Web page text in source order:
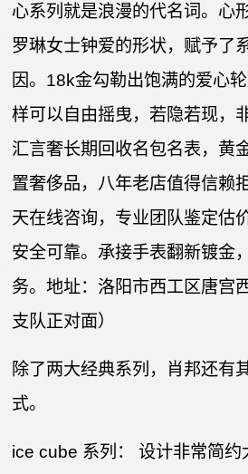
心系列就是浪漫的代名词。心
罗琳女士钟爱的形状，赋予了
因。18k金勾勒出饱满的爱心
样可以自由摇曳，若隐若现，
汇言奢长期回收名包名表，黄
置奢侈品，八年老店值得信赖
天在线咨询，专业团队鉴定估
安全可靠。承接手表翻新镀金
务。地址：洛阳市西工区唐宫
支队正对面）
除了两大经典系列，肖邦还有
式。
ice cube 系列： 设计非常简约